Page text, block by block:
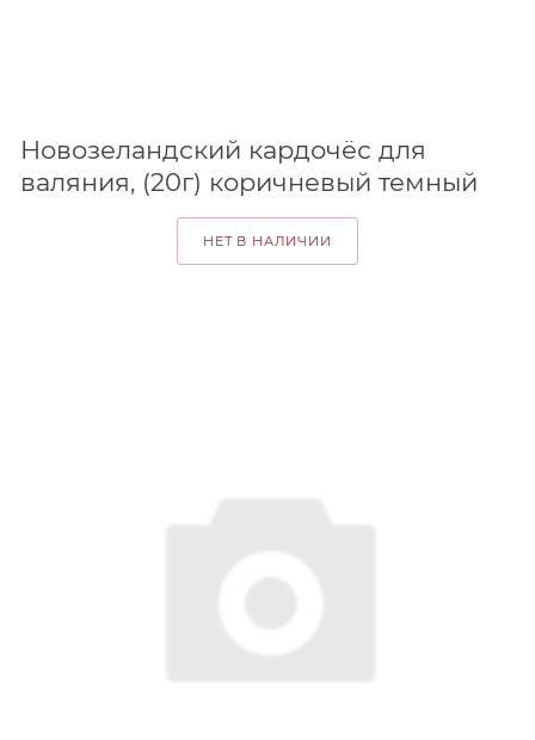
Новозеландский кардочёс для
валяния, (20г) коричневый темный
НЕТ В НАЛИЧИИ